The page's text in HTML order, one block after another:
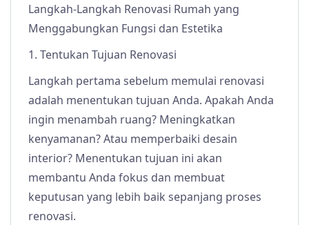
Langkah-Langkah Renovasi Rumah yang
Menggabungkan Fungsi dan Estetika
1. Tentukan Tujuan Renovasi
Langkah pertama sebelum memulai renovasi
adalah menentukan tujuan Anda. Apakah Anda
ingin menambah ruang? Meningkatkan
kenyamanan? Atau memperbaiki desain
interior? Menentukan tujuan ini akan
membantu Anda fokus dan membuat
keputusan yang lebih baik sepanjang proses
renovasi.